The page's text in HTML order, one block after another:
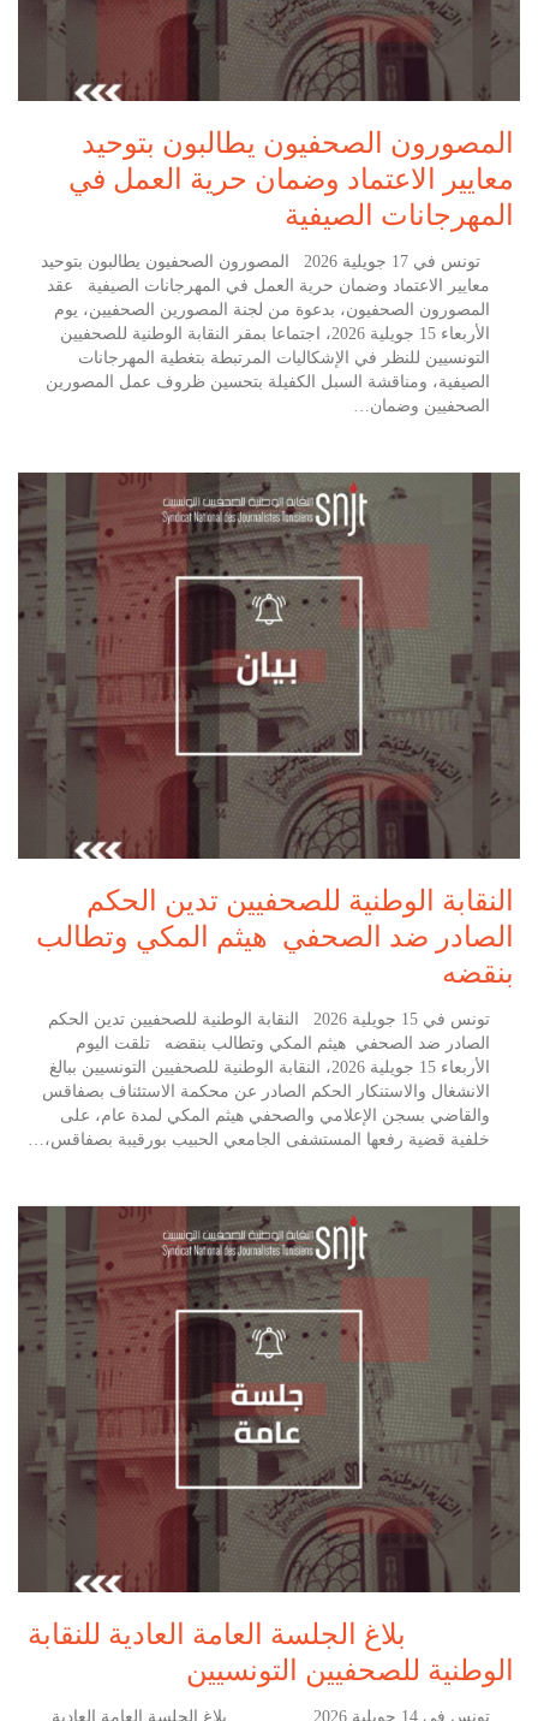
المصورون الصحفيون يطالبون بتوحيد
معايير الاعتماد وضمان حرية العمل في
المهرجانات الصيفية
تونس في 17 جويلية 2026 المصورون الصحفيون يطالبون بتوحيد
معايير الاعتماد وضمان حرية العمل في المهرجانات الصيفية عقد
المصورون الصحفيون، بدعوة من لجنة المصورين الصحفيين، يوم
الأربعاء 15 جويلية 2026، اجتماعا بمقر النقابة الوطنية للصحفيين
التونسيين للنظر في الإشكاليات المرتبطة بتغطية المهرجانات
الصيفية، ومناقشة السبل الكفيلة بتحسين ظروف عمل المصورين
الصحفيين وضمان…
النقابة الوطنية للصحفيين تدين الحكم
الصادر ضد الصحفي هيثم المكي وتطالب
بنقضه
تونس في 15 جويلية 2026 النقابة الوطنية للصحفيين تدين الحكم
الصادر ضد الصحفي هيثم المكي وتطالب بنقضه تلقت اليوم
الأربعاء 15 جويلية 2026، النقابة الوطنية للصحفيين التونسيين ببالغ
الانشغال والاستنكار الحكم الصادر عن محكمة الاستئناف بصفاقس
والقاضي بسجن الإعلامي والصحفي هيثم المكي لمدة عام، على
خلفية قضية رفعها المستشفى الجامعي الحبيب بورقيبة بصفاقس،…
بلاغ الجلسة العامة العادية للنقابة
الوطنية للصحفيين التونسيين
تونس في 14 جويلية 2026 بلاغ الجلسة العامة العادية